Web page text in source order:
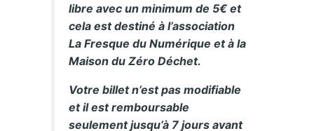
libre avec un minimum de 5€ et
cela est destiné à l’association
La Fresque du Numérique et à la
Maison du Zéro Déchet.
Votre billet n’est pas modifiable
et il est remboursable
seulement jusqu’à 7 jours avant